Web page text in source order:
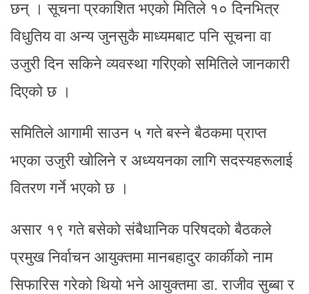
छन् । सूचना प्रकाशित भएको मितिले १० दिनभित्र
विधुतिय वा अन्य जुनसुकै माध्यमबाट पनि सूचना वा
उजुरी दिन सकिने व्यवस्था गरिएको समितिले जानकारी
दिएको छ ।
समितिले आगामी साउन ५ गते बस्ने बैठकमा प्राप्त
भएका उजुरी खोलिने र अध्ययनका लागि सदस्यहरूलाई
वितरण गर्ने भएको छ ।
असार १९ गते बसेको संबैधानिक परिषदको बैठकले
प्रमुख निर्वाचन आयुक्तमा मानबहादुर कार्कीको नाम
सिफारिस गरेको थियो भने आयुक्तमा डा. राजीव सुब्बा र